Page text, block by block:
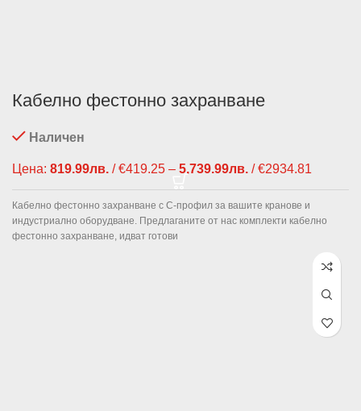
Кабелно фестонно захранване
Наличен
Цена: 819.99лв. / €419.25 – 5,739.99лв. / €2934.81
€419.25
/
Кабелно фестонно захранване с С-профил за вашите кранове и
индустриално оборудване. Предлаганите от нас комплекти кабелно
фестонно захранване, идват готови